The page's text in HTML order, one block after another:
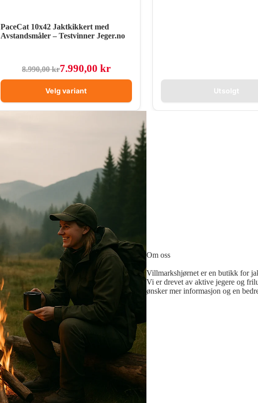
PaceCat 10x42 Jaktkikkert med
Avstandsmåler – Testvinner Jeger.no
8.990,00 kr7.990,00 kr
Velg variant Utsolgt
Om oss
Villmarkshjørnet er en butikk for
Vi er drevet av aktive jegere og
ønsker mer informasjon og en